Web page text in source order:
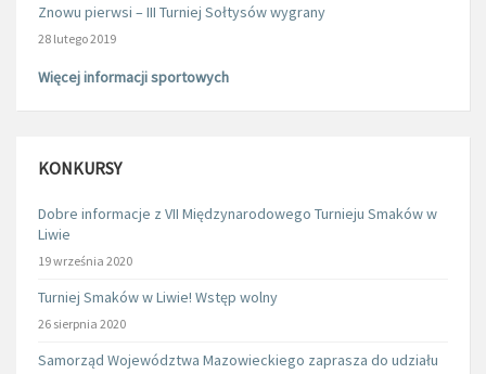
Znowu pierwsi – III Turniej Sołtysów wygrany
28 lutego 2019
Więcej informacji sportowych
KONKURSY
Dobre informacje z VII Międzynarodowego Turnieju Smaków w
Liwie
19 września 2020
Turniej Smaków w Liwie! Wstęp wolny
26 sierpnia 2020
Samorząd Województwa Mazowieckiego zaprasza do udziału